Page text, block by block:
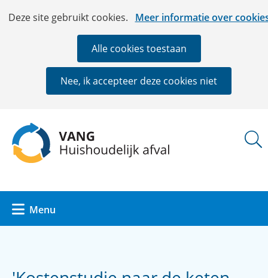
Cookies
Deze site gebruikt cookies. Meer informatie over
Hier
deze
website
worden
of
geweigerd.
Alle cookies toestaan
Nee, ik accepteer deze cookies niet
Ga
de
inhoud
Menu